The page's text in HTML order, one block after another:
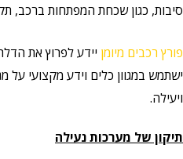
סיבות, כגון שכחת המפתחות ברכב,
פורץ רכבים מיומן יידע לפרוץ את
ישתמש במגוון כלים וידע מקצועי
ויעילה.
תיקון של מערכות נעילה